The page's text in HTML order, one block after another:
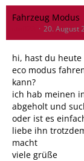
Fahrzeug Modus
20. August
hi, hast du
eco modus
kann?
ich hab meinen
abgeholt und
oder ist es
liebe ihn
macht
viele grüße